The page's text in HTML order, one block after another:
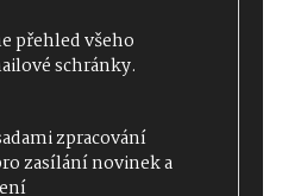
přehled všeho
schránky.
zpracování
zasílání novinek a